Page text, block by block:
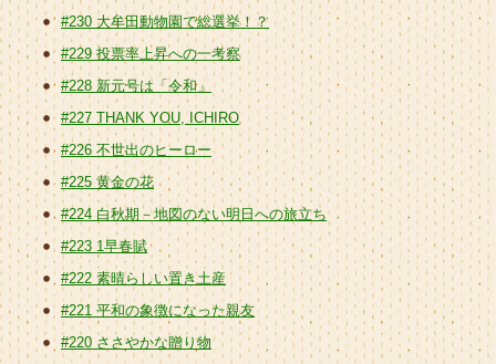
#230 大牟田動物園で総選挙！？
#229 投票率上昇への一考察
#228 新元号は「令和」
#227 THANK YOU, ICHIRO
#226 不世出のヒーロー
#225 黄金の花
#224 白秋期－地図のない明日への旅立ち
#223 1早春賦
#222 素晴らしい置き土産
#221 平和の象徴になった親友
#220 ささやかな贈り物